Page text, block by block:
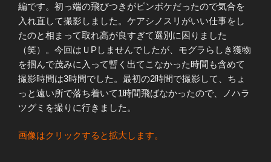
編です。初っ端の飛びつきがピンボケだったので気合を
入れ直して撮影しました。ケアシノスリがいい仕事をし
たのと相まって取れ高が良すぎて選別に困りました
（笑）。今回はＵPしませんでしたが、モグラらしき獲物
を掴んで茂みに入って暫く出てこなかった時間も含めて
撮影時間は3時間でした。最初の2時間で撮影して、ちょ
っと遠い所で落ち着いて1時間飛ばなかったので、ノハラ
ツグミを撮りに行きました。
画像はクリックすると拡大します。